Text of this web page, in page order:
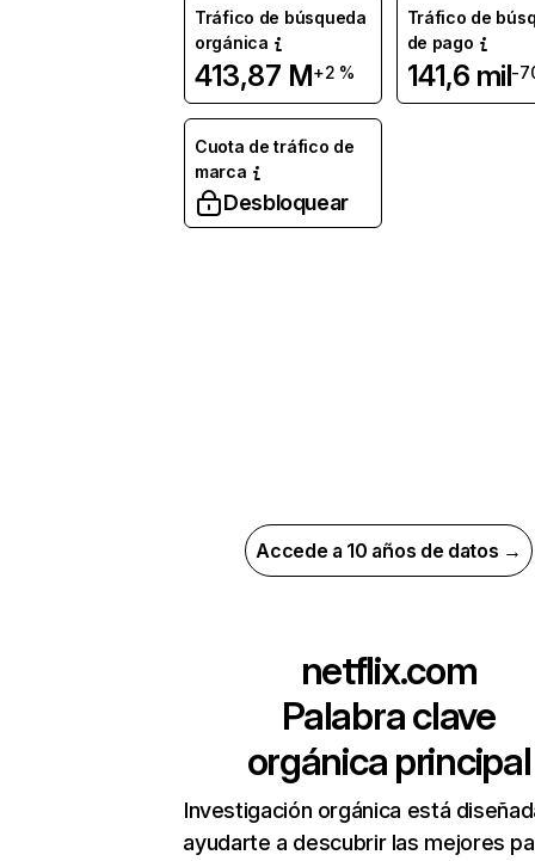
Tráfico de búsqueda
orgánica
413,87 M+2 %
Tráfico de
de pago
141,6 mil-
Cuota de tráfico de
marca
Desbloquear
Accede a 10 años de datos →
netflix.com
Palabra clave
orgánica principal
Investigación orgánica está
ayudarte a descubrir las mejores